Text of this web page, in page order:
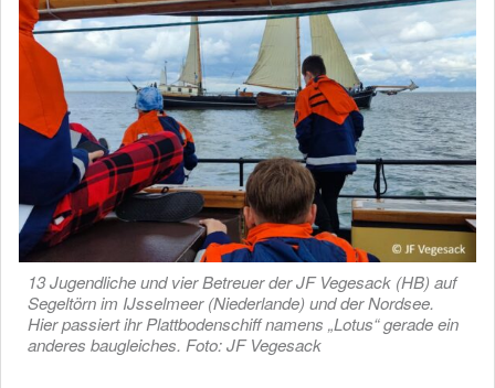
13 Jugendliche und vier Betreuer der JF Vegesack (HB) auf
Segeltörn im IJsselmeer (Niederlande) und der Nordsee.
Hier passiert ihr Plattbodenschiff namens „Lotus“ gerade ein
anderes baugleiches. Foto: JF Vegesack